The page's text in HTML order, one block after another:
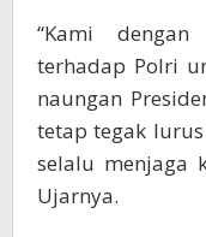
“Kami
terhadap Polri
naungan
tetap tegak
selalu menjaga
Ujarnya.